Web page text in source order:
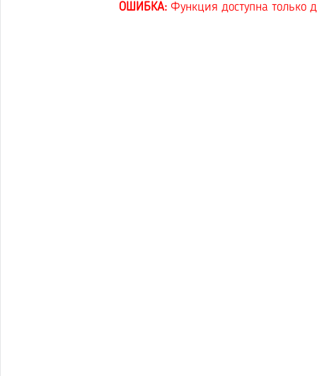
ОШИБКА: Функция доступна только